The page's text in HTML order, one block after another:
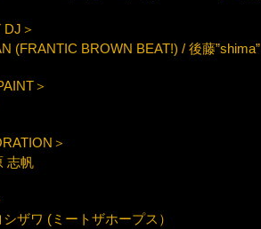
DJ＞
(FRANTIC BROWN BEAT!) / 後藤
＞
＞
志帆
ザワ (ミートザホープス）